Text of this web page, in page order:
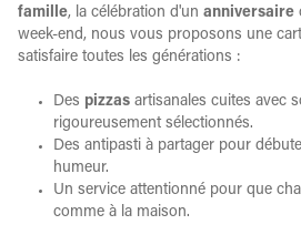
famille, la célébration d'un anniversaire
week-end, nous vous proposons une
satisfaire toutes les générations :
Des pizzas artisanales cuites avec
rigoureusement sélectionnés.
Des antipasti à partager pour
humeur.
Un service attentionné pour que
comme à la maison.